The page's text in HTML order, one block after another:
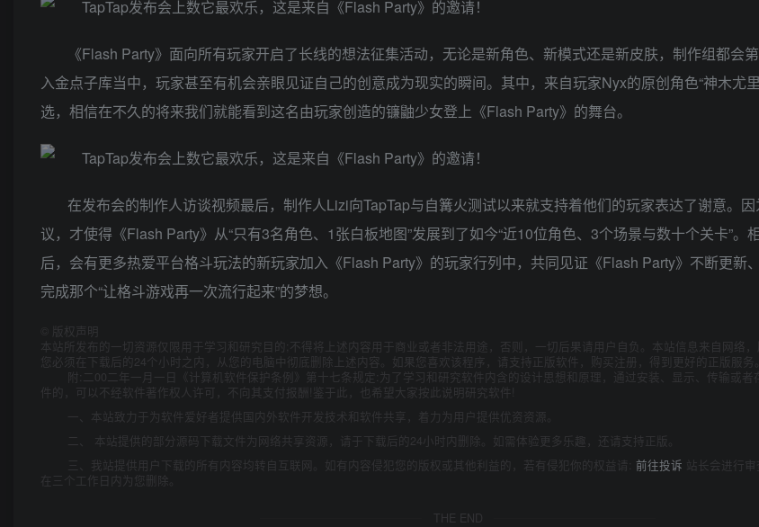
《Flash Party》面向所有玩家开启了长线的想法征集活动，无论是新角色、新模式还是新皮肤，制作组都会
入金点子库当中，玩家甚至有机会亲眼见证自己的创意成为现实的瞬间。其中，来自玩家Nyx的原创角色“神木尤
选，相信在不久的将来我们就能看到这名由玩家创造的镰鼬少女登上《Flash Party》的舞台。
在发布会的制作人访谈视频最后，制作人Lizi向TapTap与自篝火测试以来就支持着他们的玩家表达了谢意。
议，才使得《Flash Party》从“只有3名角色、1张白板地图”发展到了如今“近10位角色、3个场景与数十个关卡”。
后，会有更多热爱平台格斗玩法的新玩家加入《Flash Party》的玩家行列中，共同见证《Flash Party》不断更新
完成那个“让格斗游戏再一次流行起来”的梦想。
版权声明
本站所发布的一切资源仅限用于学习和研究目的;不得将上述内容用于商业或者非法用途，否则，一切后果请用户自负。本站信息来自网络，
您必须在下载后的24个小时之内，从您的电脑中彻底删除上述内容。如果您喜欢该程序，请支持正版软件，购买注册，得到更好的正版服务。
附:二00二年一月一日《计算机软件保护条例》第十七条规定:为了学习和研究软件内含的设计思想和原理，通过安装、显示、传输或者
件的，可以不经软件著作权人许可，不向其支付报酬!鉴于此，也希望大家按此说明研究软件!
一、本站致力于为软件爱好者提供国内外软件开发技术和软件共享，着力为用户提供优资资源。
二、 本站提供的部分源码下载文件为网络共享资源，请于下载后的24小时内删除。如需体验更多乐趣，还请支持正版。
三、我站提供用户下载的所有内容均转自互联网。如有内容侵犯您的版权或其他利益的，若有侵犯你的权益请: 前往投诉 站长会进行
在三个工作日内为您删除。
THE END